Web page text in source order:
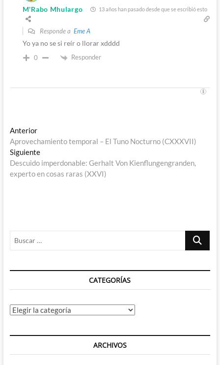
M'Rabo Mhulargo 13 años han pasado desde que se escribió esto
Responde a Eme A
Yo ya no se si reír o llorar xdddd
0 Responder
Navegación
de
entradas
AnteriorEntrada
anterior:
Aprovechamiento temporal – El Tuno Nocturno (CXXXVII)
SiguienteEntrada
siguiente:
Descuido imperdonable: Gerhalt Von Kienflungengranden,
experto en cosas raras (XXVI)
Buscar
CATEGORÍAS
Categorías
ARCHIVOS